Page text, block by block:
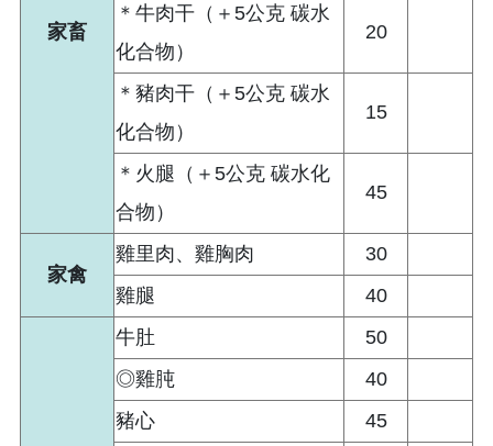
家畜
＊牛肉干（＋5公克 碳水
化合物）
20
＊豬肉干（＋5公克 碳水
化合物）
15
＊火腿（＋5公克 碳水化
合物）
45
家禽
雞里肉、雞胸肉
30
雞腿
40
牛肚
50
◎雞肫
40
豬心
45